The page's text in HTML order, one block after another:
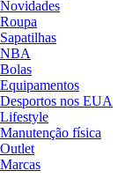
Novidades
Roupa
Sapatilhas
NBA
Bolas
Equipamentos
Desportos nos EUA
Lifestyle
Manutenção física
Outlet
Marcas